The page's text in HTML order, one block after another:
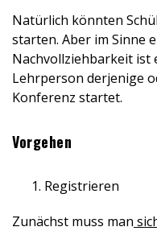
Natürlich könnten
starten. Aber im Sinne
Nachvollziehbarkeit ist
Lehrperson derjenige
Konferenz startet.
Vorgehen
Registrieren
Zunächst muss man